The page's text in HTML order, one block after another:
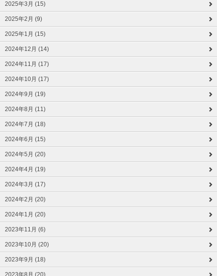
2025年3月 (15)
2025年2月 (9)
2025年1月 (15)
2024年12月 (14)
2024年11月 (17)
2024年10月 (17)
2024年9月 (19)
2024年8月 (11)
2024年7月 (18)
2024年6月 (15)
2024年5月 (20)
2024年4月 (19)
2024年3月 (17)
2024年2月 (20)
2024年1月 (20)
2023年11月 (6)
2023年10月 (20)
2023年9月 (18)
2023年8月 (20)